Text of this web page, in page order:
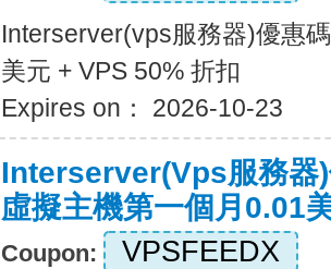
Interserver(vps服務器)優惠
美元 + VPS 50% 折扣
Expires on： 2026-10-23
Interserver(vps服務器
虛擬主機第一個月0.01
Coupon: VPSFEEDX